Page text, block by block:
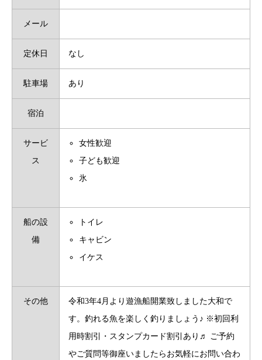
メール
定休日 なし
駐車場 あり
宿泊
サービ
ス
女性歓迎
子ども歓迎
氷
船の設
備
トイレ
キャビン
イケス
その他
令和3年4月より遊漁船開業致しました大和で
す。釣れる魚を楽しく釣りましょう♪ ※初回利
用時割引・スタンプカード割引あり♬ ご予約
やご質問等御座いましたらお気軽にお問い合わ